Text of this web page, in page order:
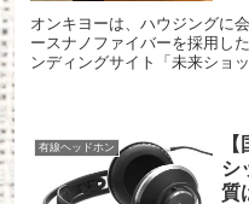
オンキヨーは、ハウジングに
ースナノファイバーを採用し
ンディングサイト「未来ショ
有線ヘッドホン
シ
質